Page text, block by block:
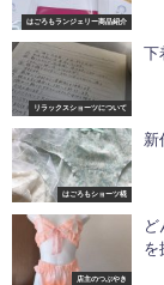
はごろもランジェリー商品紹介
リラックスショーツについて
下
はごろもショーツ椛
新
店主のつぶやき
ど
を